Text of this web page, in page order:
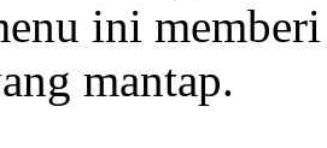
ini
mantap.